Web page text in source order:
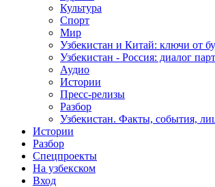
Культура
Спорт
Мир
Узбекистан и Китай: ключи от
Узбекистан - Россия: диалог
Аудио
Истории
Пресс-релизы
Разбор
Узбекистан. Факты, события,
Истории
Разбор
Спецпроекты
На узбекском
Вход